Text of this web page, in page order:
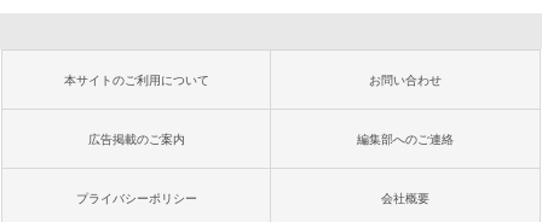
本サイトのご利用について お問い合わせ
広告掲載のご案内 編集部へのご連絡
プライバシーポリシー 会社概要